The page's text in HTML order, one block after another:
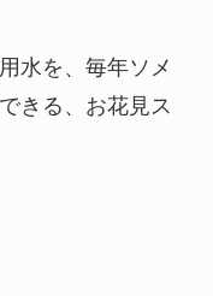
水を、毎年ソメ
きる、お花見ス